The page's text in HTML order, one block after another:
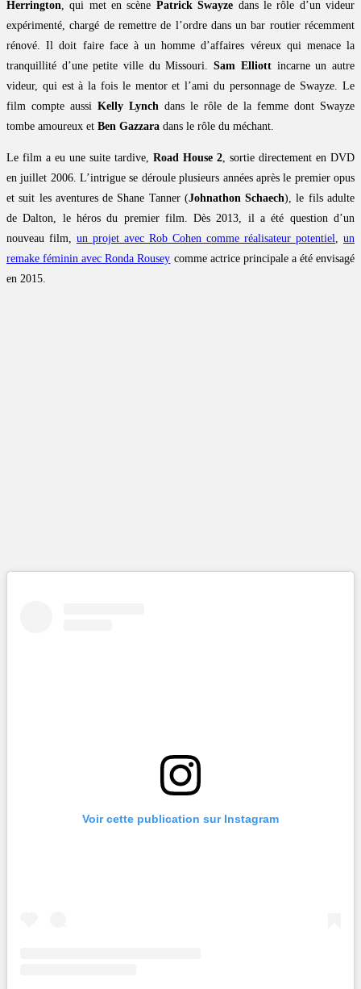
Herrington , qui met en scène Patrick Swayze dans le rôle d’un videur
expérimenté, chargé de remettre de l’ordre dans un bar routier récemment
rénové. Il doit faire face à un homme d’affaires véreux qui menace la
tranquillité d’une petite ville du Missouri.Sam Elliottincarne un autre
videur, qui est à la fois le mentor et l’ami du personnage de Swayze. Le
film compte aussi Kelly Lynch dans le rôle de la femme dont Swayze
tombe amoureux et Ben Gazzara dans le rôle du méchant.
Le film a eu une suite tardive, Road House 2 , sortie directement en DVD
en juillet 2006. L’intrigue se déroule plusieurs années après le premier opus
et suit les aventures de Shane Tanner (Johnathon Schaech), le fils adulte
de Dalton, le héros du premier film. Dès 2013, il a été question d’un
nouveau film, un projet avec Rob Cohen comme réalisateur potentiel
un
remake féminin avec Ronda Rousey comme actrice principale a été envisagé
en 2015.
Voir cette publication sur Instagram